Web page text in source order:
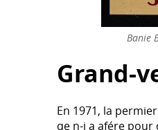
Banie
Grand-
En 1971, la
qe n-i a afére pour